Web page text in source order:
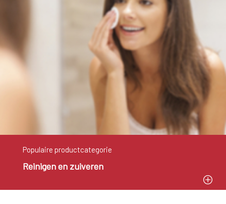
Populaire productcategorie
Reinigen en zuiveren